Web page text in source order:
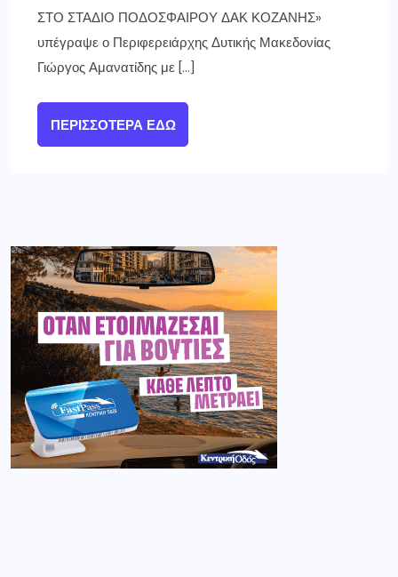
ΣΤΟ ΣΤΑΔΙΟ ΠΟΔΟΣΦΑΙΡΟΥ ΔΑΚ ΚΟΖΑΝΗΣ»
υπέγραψε ο Περιφερειάρχης Δυτικής Μακεδονίας
Γιώργος Αμανατίδης με […]
ΠΕΡΙΣΣΌΤΕΡΑ ΕΔΏ